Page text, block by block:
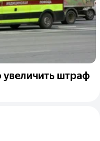
увеличить штраф